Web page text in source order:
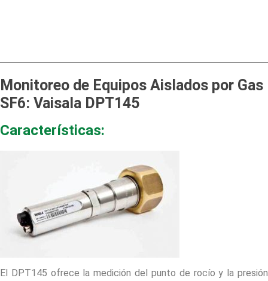
Monitoreo de Equipos Aislados por Gas
SF6: Vaisala DPT145
Características:
El DPT145 ofrece la medición del punto de rocío y la presión